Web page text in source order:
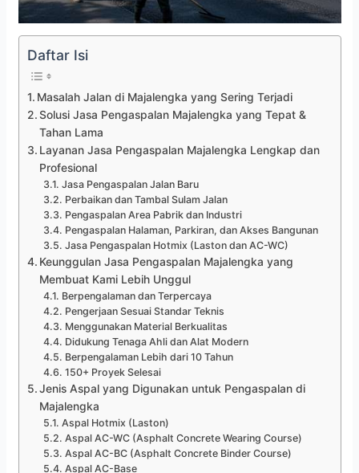
Daftar Isi
Masalah Jalan di Majalengka yang Sering Terjadi
Solusi Jasa Pengaspalan Majalengka yang Tepat &
Tahan Lama
Layanan Jasa Pengaspalan Majalengka Lengkap dan
Profesional
Jasa Pengaspalan Jalan Baru
Perbaikan dan Tambal Sulam Jalan
Pengaspalan Area Pabrik dan Industri
Pengaspalan Halaman, Parkiran, dan Akses Bangunan
Jasa Pengaspalan Hotmix (Laston dan AC-WC)
Keunggulan Jasa Pengaspalan Majalengka yang
Membuat Kami Lebih Unggul
Berpengalaman dan Terpercaya
Pengerjaan Sesuai Standar Teknis
Menggunakan Material Berkualitas
Didukung Tenaga Ahli dan Alat Modern
Berpengalaman Lebih dari 10 Tahun
150+ Proyek Selesai
Jenis Aspal yang Digunakan untuk Pengaspalan di
Majalengka
Aspal Hotmix (Laston)
Aspal AC-WC (Asphalt Concrete Wearing Course)
Aspal AC-BC (Asphalt Concrete Binder Course)
Aspal AC-Base